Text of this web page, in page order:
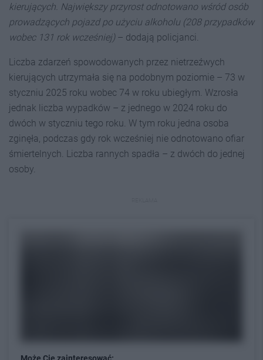
kierujących. Największy przyrost odnotowano wśród osób
prowadzących pojazd po użyciu alkoholu (208 przypadków
wobec 131 rok wcześniej)– dodają policjanci.
Liczba zdarzeń spowodowanych przez nietrzeźwych
kierujących utrzymała się na podobnym poziomie – 73 w
styczniu 2025 roku wobec 74 w roku ubiegłym. Wzrosła
jednak liczba wypadków – z jednego w 2024 roku do
dwóch w styczniu tego roku. W tym roku jedna osoba
zginęła, podczas gdy rok wcześniej nie odnotowano ofiar
śmiertelnych. Liczba rannych spadła – z dwóch do jednej
osoby.
Może Cię zainteresować: